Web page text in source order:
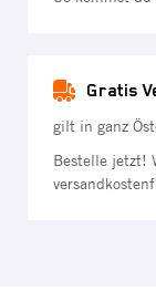
Gratis
gilt in ganz
Bestelle jetzt!